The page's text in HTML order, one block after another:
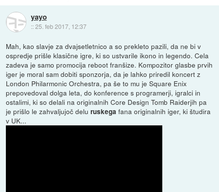
yayo
::25. feb 2017, 12:37
Mah, kao slavje za dvajsetletnico a so prekleto pazili, da ne bi v
ospredje prišle klasične igre, ki so ustvarile ikono in legendo. Cela
zadeva je samo promocija reboot franšize. Kompozitor glasbe prvih
iger je moral sam dobiti sponzorja, da je lahko priredil koncert z
London Philarmonic Orchestra, pa še to mu je Square Enix
prepovedoval dolga leta, do konference s programerji, igralci in
ostalimi, ki so delali na originalnih Core Design Tomb Raiderjih pa
je prišlo le zahvaljujoč deluruskega fana originalnih iger, ki študira
v UK...